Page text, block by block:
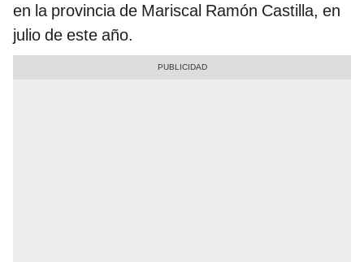
en la provincia de Mariscal Ramón Castilla, en
julio de este año.